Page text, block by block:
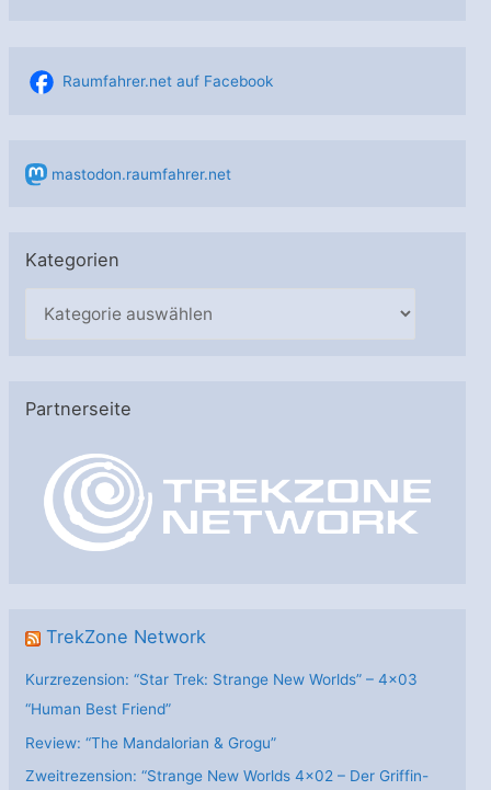
Raumfahrer.net auf Facebook
mastodon.raumfahrer.net
Kategorien
g
Partnerseite
TrekZone Network
Kurzrezension: “Star Trek: Strange New Worlds” – 4×03
“Human Best Friend”
Review: “The Mandalorian & Grogu”
Zweitrezension: “Strange New Worlds 4×02 – Der Griffin-